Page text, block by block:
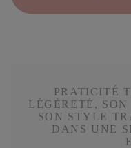
PRATICITÉ
LÉGÈRETÉ,
SON STYLE
DANS UNE